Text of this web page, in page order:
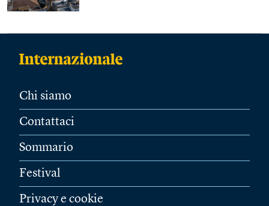
Chi siamo
Contattaci
Sommario
Festival
Privacy e cookie